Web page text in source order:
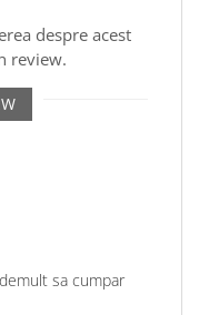
despre acest
review.
sa cumpar